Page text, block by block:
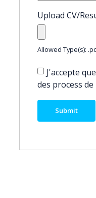
Upload CV/
Allowed Type(s):
J'accepte
des process